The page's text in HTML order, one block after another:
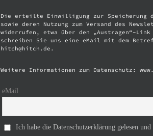
Die erteilte Einwilligung zur Speicherung
sowie deren Nutzung zum Versand des
widerrufen, etwa über den „Austragen“-
schreiben Sie uns eine eMail mit dem
hitch@hitch.de.
Weitere Informationen zum Datenschutz:
eMail
Ich habe die Datenschutzerklärung gelesen